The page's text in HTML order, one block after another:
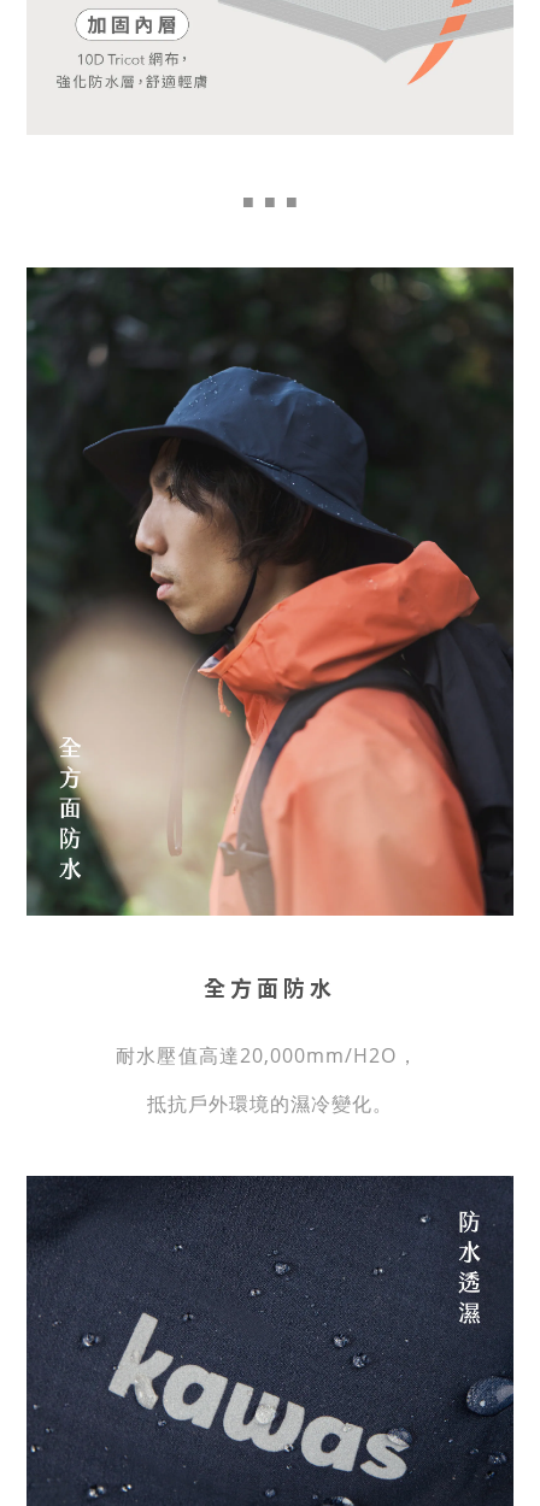
■ ■ ■
全方面防水
耐水壓值高達20,000mm/H2O，
抵抗戶外環境的濕冷變化。